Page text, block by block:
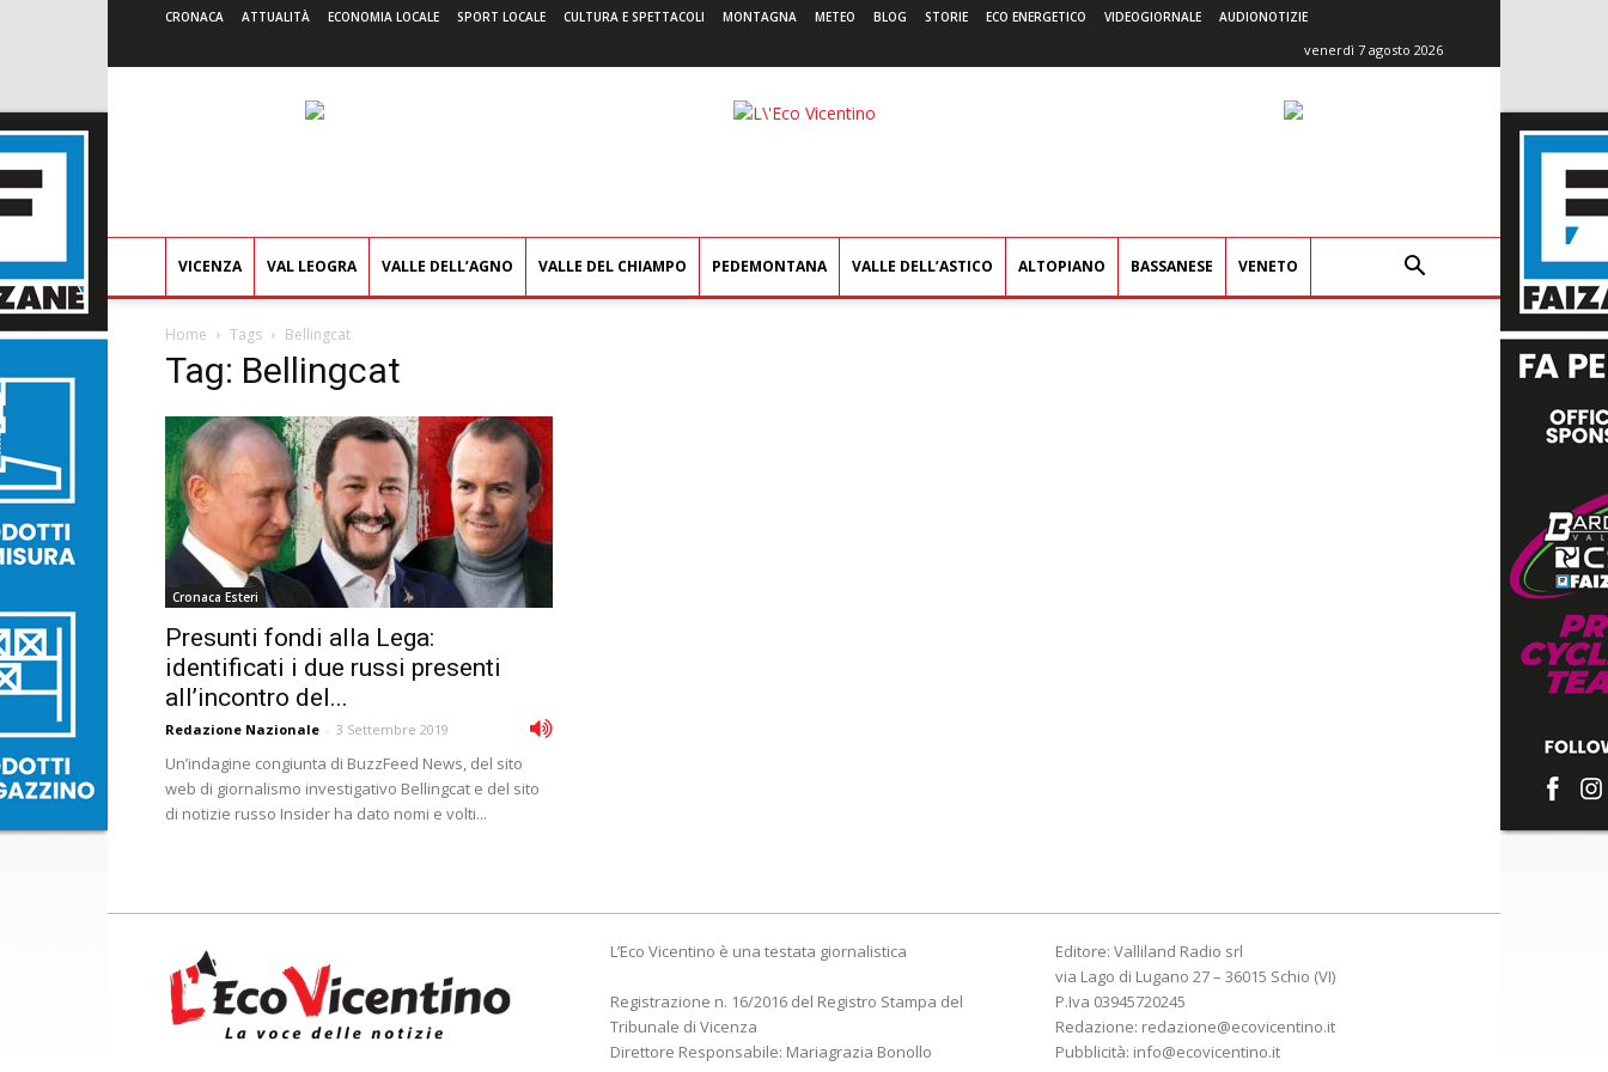
CRONACA ATTUALITÀ ECONOMIA LOCALE SPORT LOCALE CULTURA E SPETTACOLI MONTAGNA METEO BLOG STORIE ECO ENERGETICO VIDEOGIORNALE AUDIONOTIZIE
venerdì 7 agosto 2026
L'Eco
VICENZA VAL LEOGRA VALLE DELL’AGNO VALLE DEL CHIAMPO PEDEMONTANA VALLE DELL’ASTICO ALTOPIANO BASSANESE VENETO
Home Tags Bellingcat
Tag: Bellingcat
Cronaca Esteri
Presunti fondi alla Lega:
identificati i due russi presenti
all’incontro del...
Redazione Nazionale - 3 Settembre 2019
Un’indagine congiunta di BuzzFeed News, del sito
web di giornalismo investigativo Bellingcat e del sito
di notizie russo Insider ha dato nomi e volti...
L’Eco Vicentino è una testata giornalistica
Registrazione n. 16/2016 del Registro Stampa del
Tribunale di Vicenza
Direttore Responsabile: Mariagrazia Bonollo
Editore: Valliland Radio srl
via Lago di Lugano 27 – 36015 Schio (VI)
P.Iva 03945720245
Redazione: redazione@ecovicentino.it
Pubblicità: info@ecovicentino.it